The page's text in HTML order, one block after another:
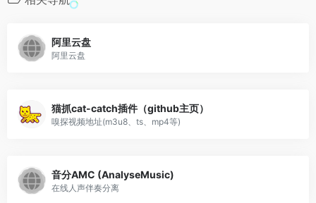
阿里云盘
阿里云盘
猫抓cat-catch插件（github主页）
嗅探视频地址(m3u8、ts、mp4等)
音分AMC (AnalyseMusic)
在线人声伴奏分离